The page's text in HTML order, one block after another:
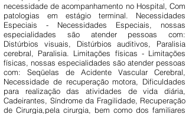
necessidade de acompanhamento no Hospital, Com
patologias em estágio terminal. Necessidades
Especiais - Necessidades Especiais, nossas
especialidades são atender pessoas com:
Distúrbios visuais, Distúrbios auditivos, Paralisia
cerebral, Paralisia. Limitações físicas - Limitações
físicas, nossas especialidades são atender pessoas
com: Seqüelas de Acidente Vascular Cerebral,
Necessidade de recuperação motora, Dificuldades
para realização das atividades de vida diária,
Cadeirantes, Síndrome da Fragilidade, Recuperação
de Cirurgia,pela cirurgia, bem como dos familiares